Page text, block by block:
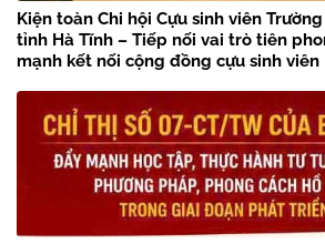
Kiện toàn Chi hội Cựu sinh viên
tỉnh Hà Tĩnh – Tiếp nối vai trò tiên
mạnh kết nối cộng đồng cựu sinh viên